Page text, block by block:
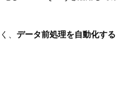
、 データ前処理を自動化する